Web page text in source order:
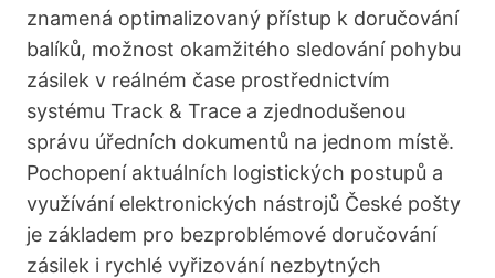
znamená optimalizovaný přístup k doručování
balíků, možnost okamžitého sledování pohybu
zásilek v reálném čase prostřednictvím
systému Track & Trace a zjednodušenou
správu úředních dokumentů na jednom místě.
Pochopení aktuálních logistických postupů a
využívání elektronických nástrojů České pošty
je základem pro bezproblémové doručování
zásilek i rychlé vyřizování nezbytných